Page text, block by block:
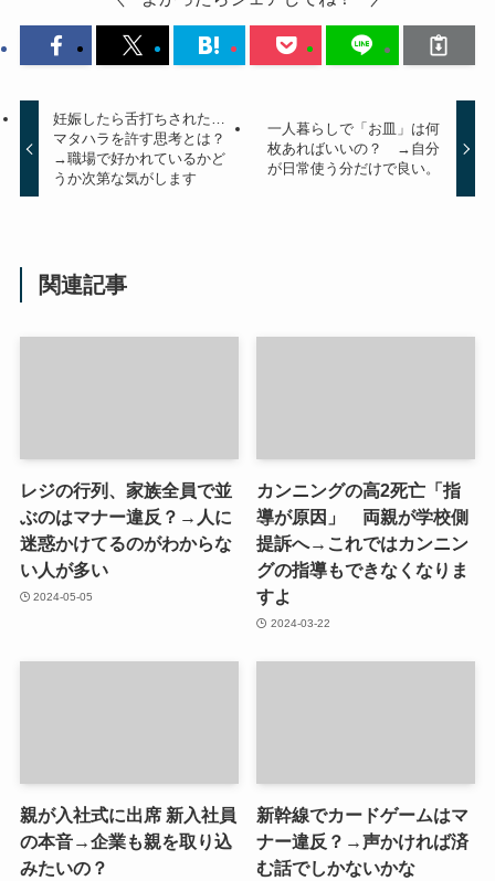
妊娠したら舌打ちされた…
マタハラを許す思考とは？
→職場で好かれているかど
うか次第な気がします
一人暮らしで「お皿」は何
枚あればいいの？ →自分
が日常使う分だけで良い。
関連記事
レジの行列、家族全員で並
ぶのはマナー違反？→人に
迷惑かけてるのがわからな
い人が多い
2024-05-05
カンニングの高2死亡「指
導が原因」 両親が学校側
提訴へ→これではカンニン
グの指導もできなくなりま
すよ
2024-03-22
親が入社式に出席 新入社員
の本音→企業も親を取り込
みたいの？
新幹線でカードゲームはマ
ナー違反？→声かければ済
む話でしかないかな